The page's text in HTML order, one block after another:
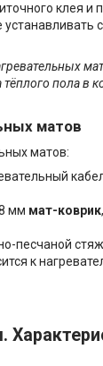
клея и
пола в
матов
матов:
мм мат-коврик
песчаной
к